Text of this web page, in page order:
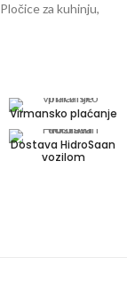
Pločice za kuhinju,
Virmansko plaćanje
Dostava HidroSaan
vozilom